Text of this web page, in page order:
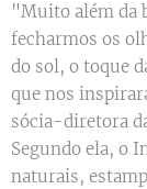
"Muito além da
fecharmos os
do sol, o toque
que nos
sócia-diretora
Segundo ela, o
naturais,